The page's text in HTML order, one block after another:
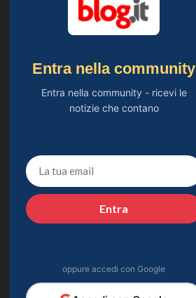
Entra nella community
Entra nella community - ricevi le
notizie che contano
Entra
oppure accedi con Google